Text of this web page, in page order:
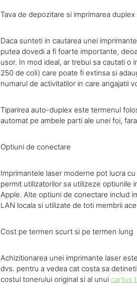
Tava de depozitare si imprimarea
Daca sunteti in cautarea unei
putea dovedi a fi foarte importante,
usor. In mod ideal, ar trebui sa cautati
250 de coli) care poate fi extinsa si
numarul de activitatilor in care angajatii
Tiparirea auto-duplex este termenul
automat pe ambele parti ale unei foi,
Optiuni de conectare
Imprimantele laser moderne pot lucra
permit utilizatorilor sa utilizeze optiunile
Apple. Alte optiuni de conectare includ
LAN locala si utilizate de toti membrii
Cost pe termen scurt si pe termen lung
Achizitionarea unei imprimante laser
dvs. pentru a vedea cat costa sa
costul tonerului original si al unui cartus